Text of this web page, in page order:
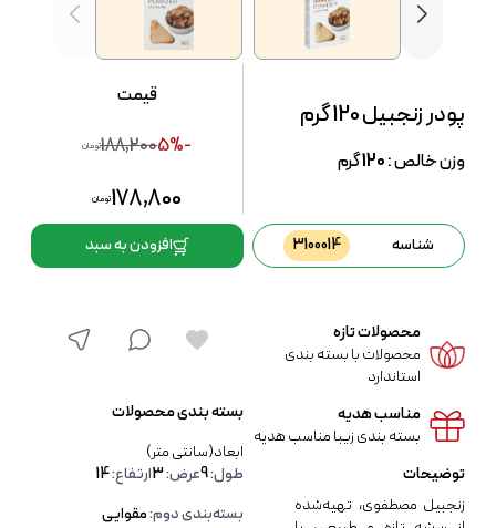
پودر زنجبیل 120 گرم
وزن خالص :120گرم
توضیحات
زنجبیل مصطفوی، تهیه‌شده
بسته بندی محصولات
ابعاد(سانتی متر)
طول:9عرض:3ارتفاع:14
بسته‌بندی دوم:مقوایی
محصولات تازه
محصولات با بسته بندی
استاندارد
مناسب هدیه
بسته بندی زیبا مناسب هدیه
قیمت
-5%
188,200تومان
178,800تومان
افزودن به سبد شناسه 3100014